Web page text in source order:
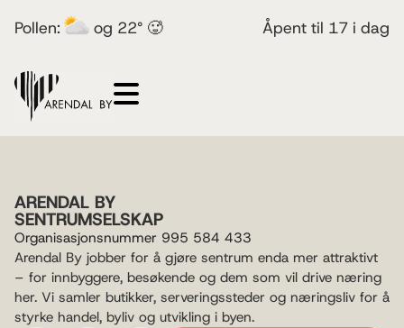
Pollen: og 22° 🥵 Åpent til 17 i dag
ARENDAL BY
SENTRUMSELSKAP
Organisasjonsnummer 995 584 433
Arendal By jobber for å gjøre sentrum enda mer attraktivt
– for innbyggere, besøkende og dem som vil drive næring
her. Vi samler butikker, serveringssteder og næringsliv for å
styrke handel, byliv og utvikling i byen.